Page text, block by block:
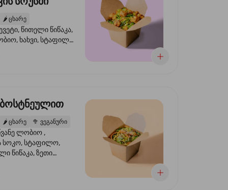
🌶️ ცხარე
წითელი წიწაკა,
ხახვი, სტაფილო,
ნიორი
🌶️ ცხარე 🥦 ვეგანური
ლობიო ,
სოკო, სტაფილო,
წიწაკა, ზეთი